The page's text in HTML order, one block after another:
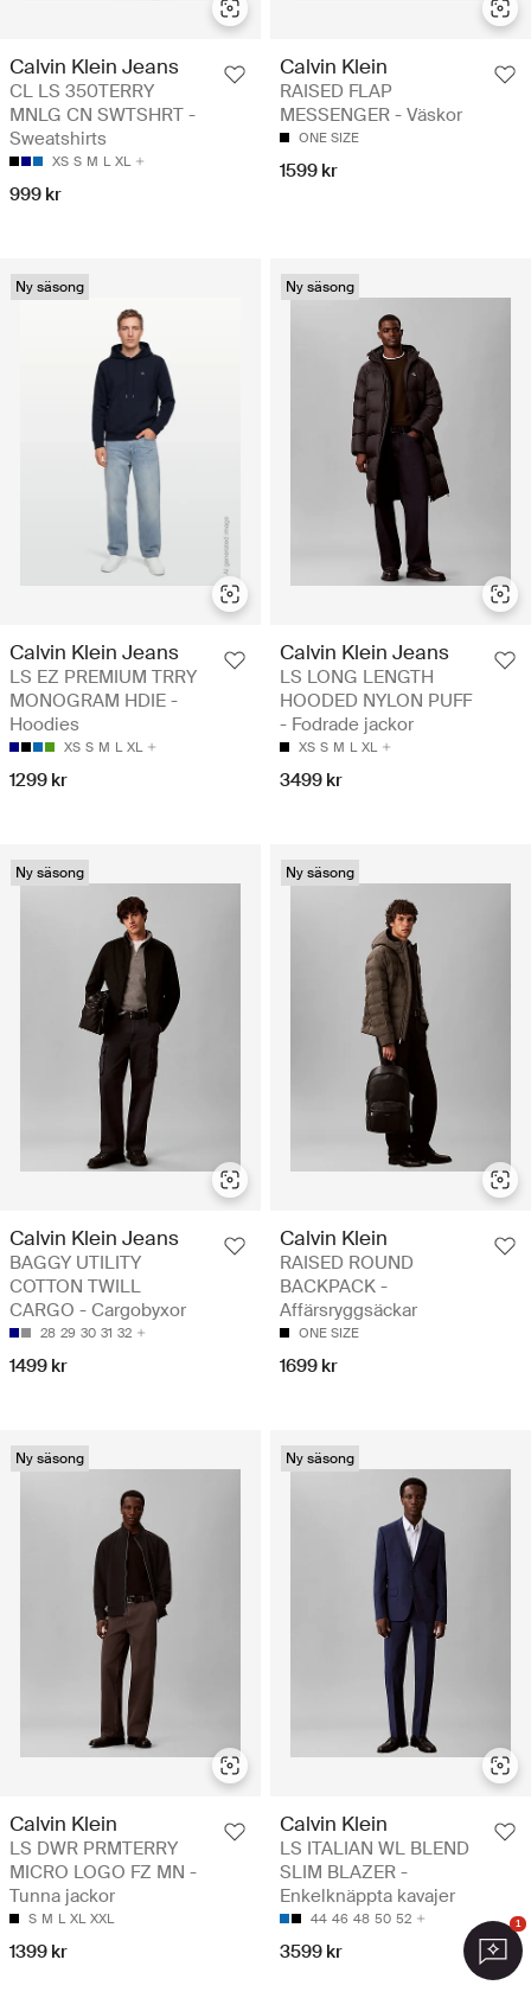
Calvin Klein Jeans
CL LS 350TERRY
MNLG CN SWTSHRT -
Sweatshirts
XS S M L XL
999 kr
Calvin Klein
RAISED FLAP
MESSENGER - Väskor
ONE SIZE
1599 kr
Ny säsong
Calvin Klein Jeans
LS EZ PREMIUM TRRY
MONOGRAM HDIE -
Hoodies
XS S M L XL
1299 kr
Ny säsong
Calvin Klein Jeans
LS LONG LENGTH
HOODED NYLON PUFF
- Fodrade jackor
XS S M L XL
3499 kr
Ny säsong
Calvin Klein Jeans
BAGGY UTILITY
COTTON TWILL
CARGO - Cargobyxor
28 29 30 31 32
1499 kr
Ny säsong
Calvin Klein
RAISED ROUND
BACKPACK -
Affärsryggsäckar
ONE SIZE
1699 kr
Ny säsong
Calvin Klein
LS DWR PRMTERRY
MICRO LOGO FZ MN -
Tunna jackor
S M L XL XXL
1399 kr
Ny säsong
Calvin Klein
LS ITALIAN WL BLEND
SLIM BLAZER -
Enkelknäppta kavajer
44 46 48 50 52
3599 kr
1